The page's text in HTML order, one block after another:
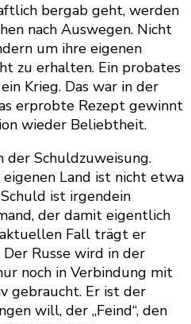
bergab geht, werden
nach Auswegen. Nicht
um ihre eigenen
zu erhalten. Ein probates
Krieg. Das war in der
erprobte Rezept gewinnt
wieder Beliebtheit.
der Schuldzuweisung.
Land ist nicht etwa
ist irgendein
der damit eigentlich
Fall trägt er
Russe wird in der
noch in Verbindung mit
gebraucht. Er ist der
will, der „Feind“, den